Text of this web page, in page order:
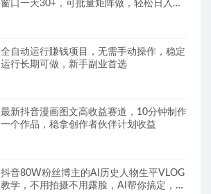
窗口一天30+，可批量矩阵做，轻松日入
全自动运行賺钱项目，无需手动操作，稳定
运行长期可做，新手副业首选
最新抖音漫画图文高收益赛道，10分钟制作
一个作品，稳拿创作者伙伴计划收益
抖音80W粉丝博主的AI历史人物生平VLOG
教学，不用拍摄不用露脸，AI帮你搞定，轻